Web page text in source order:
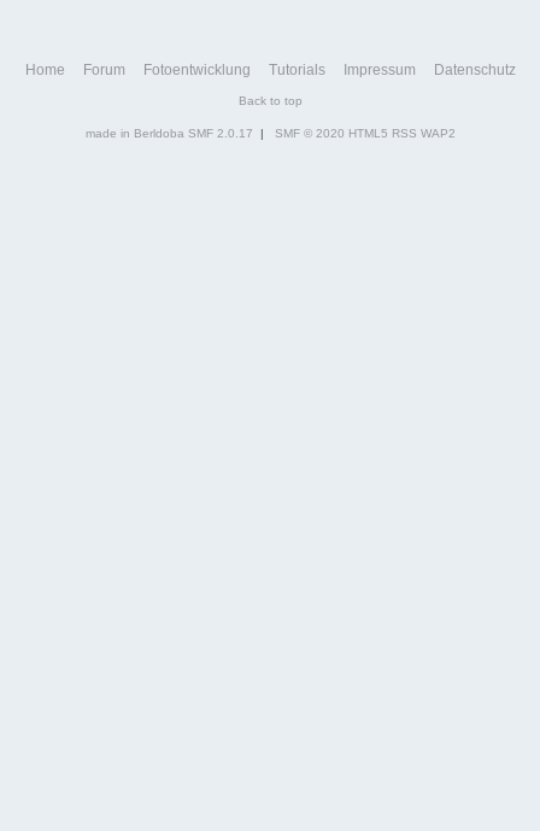
Home Forum Fotoentwicklung Tutorials Impressum Datenschutz
Back to top
made in Berldoba SMF 2.0.17 | SMF © 2020 HTML5 RSS WAP2